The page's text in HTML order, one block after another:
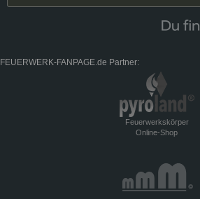
FEUERWERK-FANPAGE.de Partner:
Feuerwerkskörper
Online-Shop